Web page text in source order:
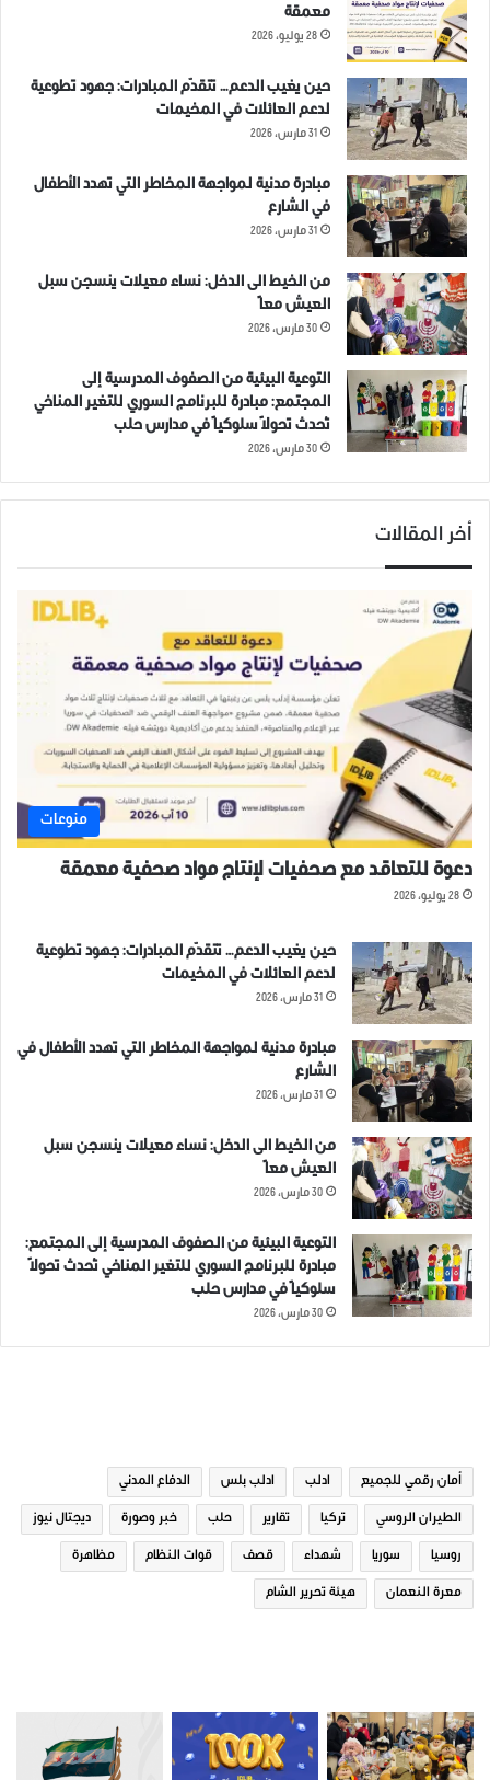
حادث سير على طريق اطمة –
قاح
19 مايو، 2021
في "اخبار عاجلة"
17 مايو، 2021
وفاة الطفلة “هناء محمد قاق”
إثر حادث سير تعرضت له في
شمالي إدلب صباح اليوم.
في "اخبار عاجلة"
ادلب حادث سير
معمقة
28 يوليو، 2026
حين يغيب الدعم… تتقدّم المبادرات: جهود تطوعية
لدعم العائلات في المخيمات
31 مارس، 2026
مبادرة مدنية لمواجهة المخاطر التي تهدد الأطفال
في الشارع
31 مارس، 2026
من الخيط الى الدخل: نساء معيلات ينسجن سبل
العيش معاً
30 مارس، 2026
التوعية البيئية من الصفوف المدرسية إلى
المجتمع: مبادرة للبرنامج السوري للتغير المناخي
تُحدث تحولاً سلوكياً في مدارس حلب
30 مارس، 2026
أخر المقالات
منوعات
دعوة للتعاقد مع صحفيات لإنتاج مواد صحفية معمقة
28 يوليو، 2026
حين يغيب الدعم… تتقدّم المبادرات: جهود تطوعية
لدعم العائلات في المخيمات
31 مارس، 2026
مبادرة مدنية لمواجهة المخاطر التي تهدد الأطفال في
الشارع
31 مارس، 2026
من الخيط الى الدخل: نساء معيلات ينسجن سبل
العيش معاً
30 مارس، 2026
التوعية البيئية من الصفوف المدرسية إلى المجتمع:
مبادرة للبرنامج السوري للتغير المناخي تُحدث تحولاً
سلوكياً في مدارس حلب
30 مارس، 2026
أمان رقمي للجميع ادلب ادلب بلس الدفاع المدني
الطيران الروسي تركيا تقارير حلب خبر وصورة ديجتال نيوز
روسيا سوريا شهداء قصف قوات النظام مظاهرة
معرة النعمان هيئة تحرير الشام